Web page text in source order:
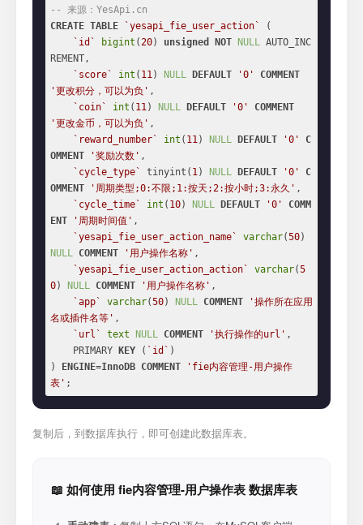
-- 来源：YesApi.cn
CREATE TABLE `yesapi_fie_user_action`
(
`id`
bigint (20) unsigned NOT NULL AUTO_INC
REMENT,
`score`
int ( 11) NULL DEFAULT '0'
COMMENT
'更改积分，可以为负' ,
`coin`
int ( 11) NULL DEFAULT '0'
COMMENT
'更改金币，可以为负' ,
`reward_number`
int ( 11) NULL DEFAULT '0'
C
OMMENT
'奖励次数' ,
`cycle_type`
tinyint( 1) NULL DEFAULT '0'
C
OMMENT
'周期类型;0:不限;1:按天;2:按小时;3:永久' ,
`cycle_time`
int ( 10) NULL DEFAULT '0'
COMM
ENT
'周期时间值' ,
`yesapi_fie_user_action_name`
varchar(50
NULL COMMENT '用户操作名称' ,
`yesapi_fie_user_action_action`
varchar(5
0) NULL COMMENT '用户操作名称' ,
`app`
varchar(50) NULL COMMENT
'操作所在应用
名或插件名等' ,
`url`
text NULL COMMENT '执行操作的url' ,
    PRIMARY
KEY ( `id` )
)
ENGINE=InnoDB COMMENT
'fie内容管理-用户操作
表' ;
复制后，到数据库执行，即可创建此数据库表。
📖 如何使用 fie内容管理-用户操作表 数据库表